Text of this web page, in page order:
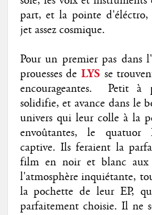
part, et la pointe
jet assez cosmique.
Pour un premier pas dans
prouesses de LYS se
encourageantes. Petit
solidifie, et avance dans le
univers qui leur colle à la
envoûtantes, le quatuor
captive. Ils feraient la
film en noir et blanc
l'atmosphère inquiétante,
la pochette de leur EP,
parfaitement choisie. Il ne